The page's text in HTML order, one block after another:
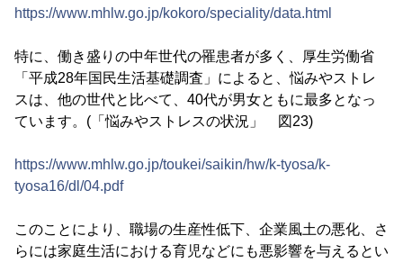
https://www.mhlw.go.jp/kokoro/speciality/data.html
特に、働き盛りの中年世代の罹患者が多く、厚生労働省
「平成28年国民生活基礎調査」によると、悩みやストレ
スは、他の世代と比べて、40代が男女ともに最多となっ
ています。(「悩みやストレスの状況」 図23)
https://www.mhlw.go.jp/toukei/saikin/hw/k-tyosa/k-
tyosa16/dl/04.pdf
このことにより、職場の生産性低下、企業風土の悪化、さ
らには家庭生活における育児などにも悪影響を与えるとい